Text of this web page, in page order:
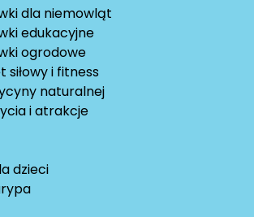
dla niemowląt
edukacyjne
ogrodowe
siłowy i fitness
naturalnej
i atrakcje
dzieci